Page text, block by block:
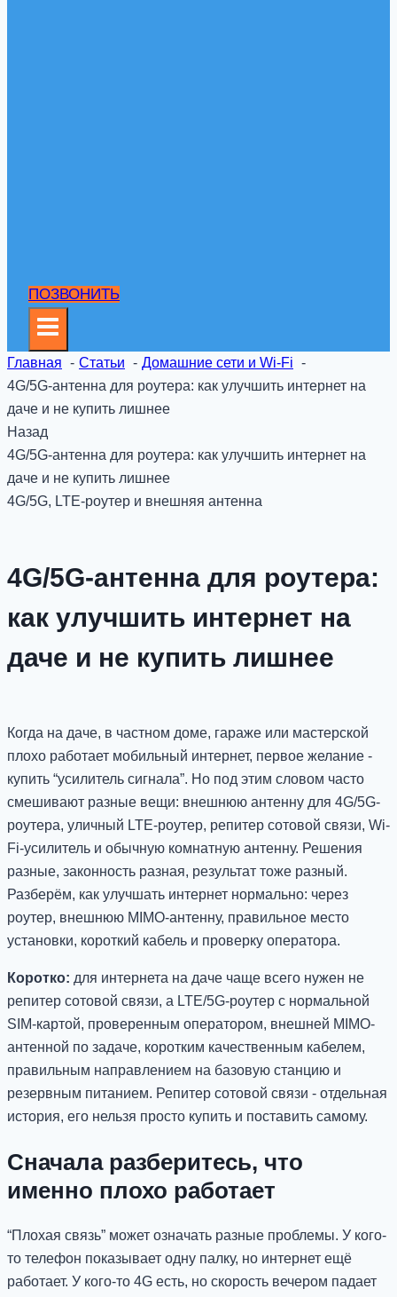
ПОЗВОНИТЬ
Главная Статьи
Домашние сети и Wi-Fi
4G/5G-антенна для роутера: как улучшить интернет на
даче и не купить лишнее
Назад
4G/5G-антенна для роутера: как улучшить интернет на
даче и не купить лишнее
4G/5G, LTE-роутер и внешняя антенна
4G/5G-антенна для роутера:
как улучшить интернет на
даче и не купить лишнее
Когда на даче, в частном доме, гараже или мастерской
плохо работает мобильный интернет, первое желание -
купить “усилитель сигнала”. Но под этим словом часто
смешивают разные вещи: внешнюю антенну для 4G/5G-
роутера, уличный LTE-роутер, репитер сотовой связи, Wi-
Fi-усилитель и обычную комнатную антенну. Решения
разные, законность разная, результат тоже разный.
Разберём, как улучшать интернет нормально: через
роутер, внешнюю MIMO-антенну, правильное место
установки, короткий кабель и проверку оператора.
Коротко: для интернета на даче чаще всего нужен не
репитер сотовой связи, а LTE/5G-роутер с нормальной
SIM-картой, проверенным оператором, внешней MIMO-
антенной по задаче, коротким качественным кабелем,
правильным направлением на базовую станцию и
резервным питанием. Репитер сотовой связи - отдельная
история, его нельзя просто купить и поставить самому.
Сначала разберитесь, что
именно плохо работает
“Плохая связь” может означать разные проблемы. У кого-
то телефон показывает одну палку, но интернет ещё
работает. У кого-то 4G есть, но скорость вечером падает